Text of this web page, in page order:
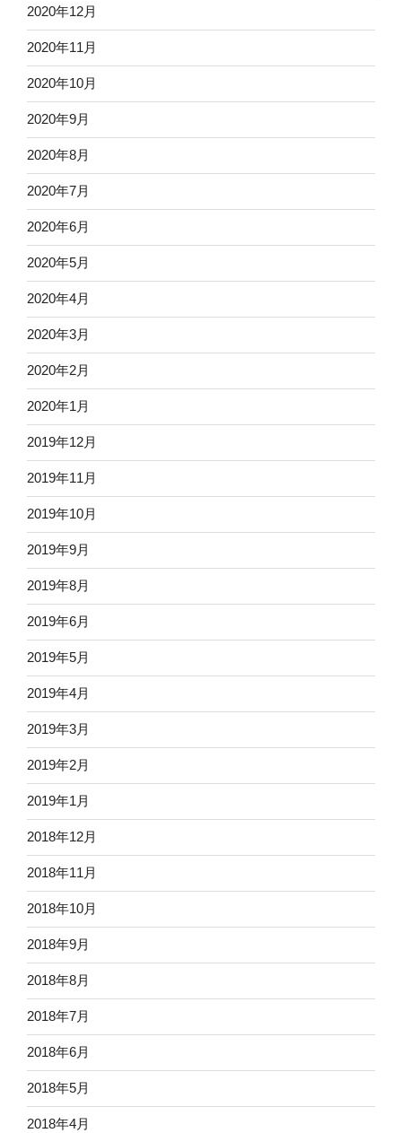
2020年12月
2020年11月
2020年10月
2020年9月
2020年8月
2020年7月
2020年6月
2020年5月
2020年4月
2020年3月
2020年2月
2020年1月
2019年12月
2019年11月
2019年10月
2019年9月
2019年8月
2019年6月
2019年5月
2019年4月
2019年3月
2019年2月
2019年1月
2018年12月
2018年11月
2018年10月
2018年9月
2018年8月
2018年7月
2018年6月
2018年5月
2018年4月